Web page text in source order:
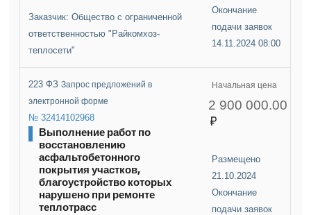
Заказчик: Общество с ограниченной
ответственностью "Райкомхоз-
теплосети"
Окончание
подачи заявок
14.11.2024 08:00
223 ФЗЗапрос предложений в
электронной форме
№ 32414102968
Выполнение работ по
восстановлению
асфальтобетонного
покрытия участков,
благоустройство которых
нарушено при ремонте
теплотрасс
Начальная цена
2 900 000.00
Размещено
21.10.2024
Окончание
подачи заявок